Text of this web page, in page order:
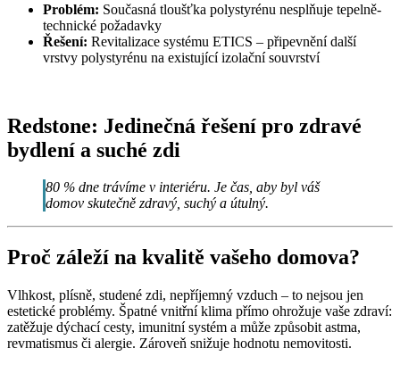
Problém: Současná tloušťka polystyrénu nesplňuje tepelně-
technické požadavky
Řešení: Revitalizace systému ETICS – připevnění další
vrstvy polystyrénu na existující izolační souvrství
Redstone: Jedinečná řešení pro zdravé
bydlení a suché zdi
80 % dne trávíme v interiéru. Je čas, aby byl váš
domov skutečně zdravý, suchý a útulný.
Proč záleží na kvalitě vašeho domova?
Vlhkost, plísně, studené zdi, nepříjemný vzduch – to nejsou jen
estetické problémy. Špatné vnitřní klima přímo ohrožuje vaše zdraví:
zatěžuje dýchací cesty, imunitní systém a může způsobit astma,
revmatismus či alergie. Zároveň snižuje hodnotu nemovitosti.